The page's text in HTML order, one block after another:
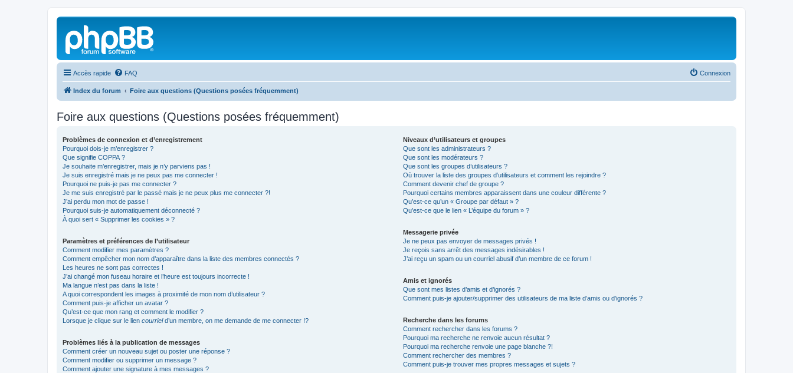
Accès rapide FAQ Connexion
Index du forum Foire aux questions (Questions posées fréquemment)
Foire aux questions (Questions posées fréquemment)
Problèmes de connexion et d’enregistrement
Pourquoi dois-je m’enregistrer ?
Que signifie COPPA ?
Je souhaite m’enregistrer, mais je n’y parviens pas !
Je suis enregistré mais je ne peux pas me connecter !
Pourquoi ne puis-je pas me connecter ?
Je me suis enregistré par le passé mais je ne peux plus me connecter ?!
J’ai perdu mon mot de passe !
Pourquoi suis-je automatiquement déconnecté ?
À quoi sert « Supprimer les cookies » ?
Paramètres et préférences de l’utilisateur
Comment modifier mes paramètres ?
Comment empêcher mon nom d’apparaître dans la liste des membres connectés ?
Les heures ne sont pas correctes !
J’ai changé mon fuseau horaire et l’heure est toujours incorrecte !
Ma langue n’est pas dans la liste !
A quoi correspondent les images à proximité de mon nom d’utilisateur ?
Comment puis-je afficher un avatar ?
Qu’est-ce que mon rang et comment le modifier ?
Lorsque je clique sur le lien courrield’un membre, on me demande de me connecter !?
Problèmes liés à la publication de messages
Comment créer un nouveau sujet ou poster une réponse ?
Comment modifier ou supprimer un message ?
Comment ajouter une signature à mes messages ?
Niveaux d’utilisateurs et groupes
Que sont les administrateurs ?
Que sont les modérateurs ?
Que sont les groupes d’utilisateurs ?
Où trouver la liste des groupes d’utilisateurs et comment les rejoindre ?
Comment devenir chef de groupe ?
Pourquoi certains membres apparaissent dans une couleur différente ?
Qu’est-ce qu’un « Groupe par défaut » ?
Qu’est-ce que le lien « L’équipe du forum » ?
Messagerie privée
Je ne peux pas envoyer de messages privés !
Je reçois sans arrêt des messages indésirables !
J’ai reçu un spam ou un courriel abusif d’un membre de ce forum !
Amis et ignorés
Que sont mes listes d’amis et d’ignorés ?
Comment puis-je ajouter/supprimer des utilisateurs de ma liste d’amis ou d’ignorés ?
Recherche dans les forums
Comment rechercher dans les forums ?
Pourquoi ma recherche ne renvoie aucun résultat ?
Pourquoi ma recherche renvoie une page blanche ?!
Comment rechercher des membres ?
Comment puis-je trouver mes propres messages et sujets ?